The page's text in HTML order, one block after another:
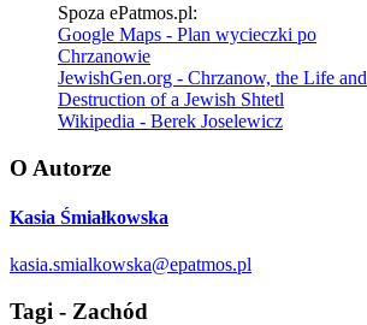
Spoza ePatmos.pl:
Google Maps - Plan wycieczki po
Chrzanowie
JewishGen.org - Chrzanow, the Life and
Destruction of a Jewish Shtetl
Wikipedia - Berek Joselewicz
O Autorze
Kasia Śmiałkowska
kasia.smialkowska@epatmos.pl
Tagi - Zachód